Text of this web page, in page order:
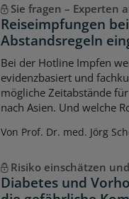
Sie fragen – Experten
Reiseimpfungen
Abstandsregeln
Bei der Hotline Impfen
evidenzbasiert und
mögliche Zeitabstände
nach Asien. Und welche
Von Prof. Dr. med. Jörg
Risiko einschätzen
Diabetes und